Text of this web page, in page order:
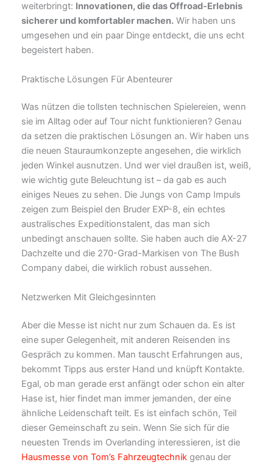
weiterbringt: Innovationen, die das Offroad-Erlebnis
sicherer und komfortabler machen.Wir haben uns
umgesehen und ein paar Dinge entdeckt, die uns echt
begeistert haben.
Praktische Lösungen Für Abenteurer
Was nützen die tollsten technischen Spielereien, wenn
sie im Alltag oder auf Tour nicht funktionieren? Genau
da setzen die praktischen Lösungen an. Wir haben uns
die neuen Stauraumkonzepte angesehen, die wirklich
jeden Winkel ausnutzen. Und wer viel draußen ist, weiß,
wie wichtig gute Beleuchtung ist – da gab es auch
einiges Neues zu sehen. Die Jungs von Camp Impuls
zeigen zum Beispiel den Bruder EXP-8, ein echtes
australisches Expeditionstalent, das man sich
unbedingt anschauen sollte. Sie haben auch die AX-27
Dachzelte und die 270-Grad-Markisen von The Bush
Company dabei, die wirklich robust aussehen.
Netzwerken Mit Gleichgesinnten
Aber die Messe ist nicht nur zum Schauen da. Es ist
eine super Gelegenheit, mit anderen Reisenden ins
Gespräch zu kommen. Man tauscht Erfahrungen aus,
bekommt Tipps aus erster Hand und knüpft Kontakte.
Egal, ob man gerade erst anfängt oder schon ein alter
Hase ist, hier findet man immer jemanden, der eine
ähnliche Leidenschaft teilt. Es ist einfach schön, Teil
dieser Gemeinschaft zu sein. Wenn Sie sich für die
neuesten Trends im Overlanding interessieren, ist die
Hausmesse von Tom’s Fahrzeugtechnikgenau der